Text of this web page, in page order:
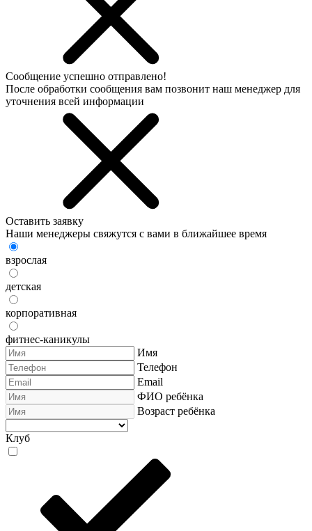
Сообщение успешно отправлено!
После обработки сообщения вам позвонит наш менеджер для
уточнения всей информации
Оставить заявку
Наши менеджеры свяжутся с вами в ближайшее время
взрослая
детская
корпоративная
фитнес-каникулы
Имя
Телефон
Email
ФИО ребёнка
Возраст ребёнка
Клуб